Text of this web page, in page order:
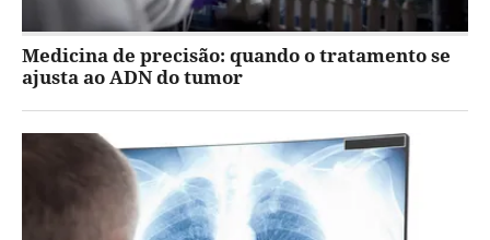
Medicina de precisão: quando o tratamento se
ajusta ao ADN do tumor